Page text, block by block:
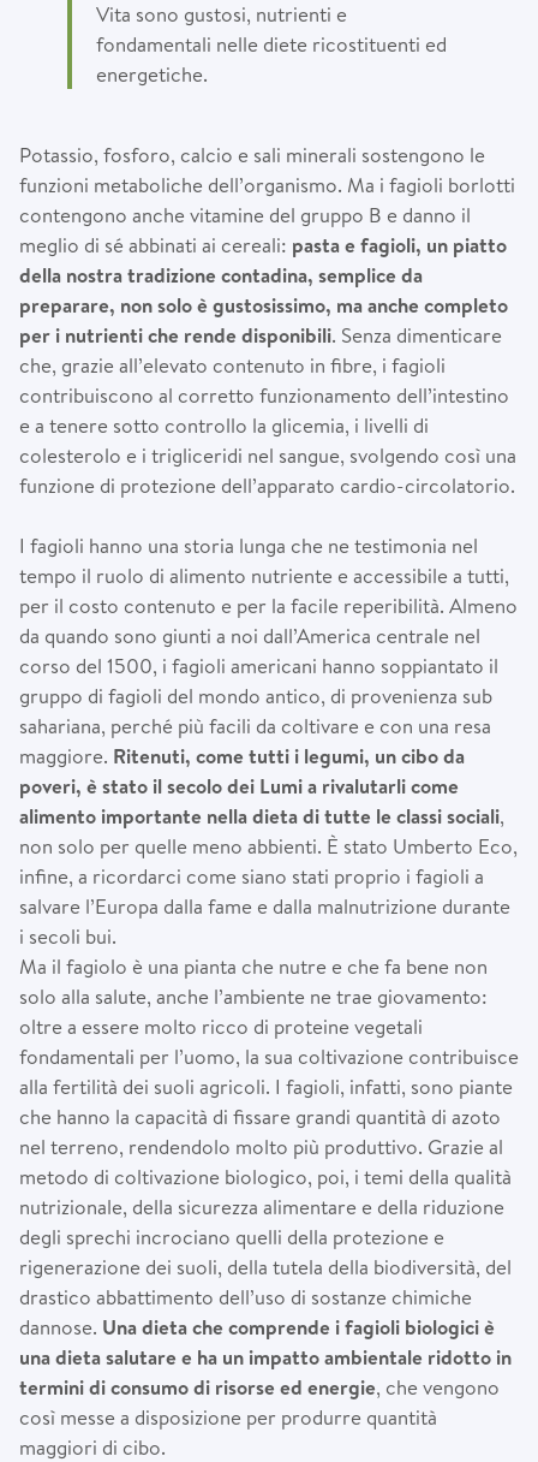
Vita sono gustosi, nutrienti e
fondamentali nelle diete ricostituenti ed
energetiche.
Potassio, fosforo, calcio e sali minerali sostengono le
funzioni metaboliche dell’organismo. Ma i fagioli borlotti
contengono anche vitamine del gruppo B e danno il
meglio di sé abbinati ai cereali: pasta e fagioli, un piatto
della nostra tradizione contadina, semplice da
preparare, non soloè gustosissimo, ma anche completo
per i nutrienti che rende disponibili. Senza dimenticare
che, grazie all’elevato contenuto in fibre, i fagioli
contribuiscono al corretto funzionamento dell’intestino
e a tenere sotto controllo la glicemia, i livelli di
colesterolo e i trigliceridi nel sangue, svolgendo così una
funzione di protezione dell’apparato cardio-circolatorio.
I fagioli hanno una storia lunga che ne testimonia nel
tempo il ruolo di alimento nutriente e accessibile a tutti,
per il costo contenuto e per la facile reperibilità. Almeno
da quando sono giunti a noi dall’America centrale nel
corso del 1500, i fagioli americani hanno soppiantato il
gruppo di fagioli del mondo antico, di provenienza sub
sahariana, perché più facili da coltivare e con una resa
maggiore. Ritenuti, come tutti i legumi, un cibo da
poveri, è stato il secolo dei Lumi a rivalutarli come
alimento importante nella dieta di tutte le classi sociali,
non solo per quelle meno abbienti. È stato Umberto Eco,
infine, a ricordarci come siano stati proprio i fagioli a
salvare l’Europa dalla fame e dalla malnutrizione durante
i secoli bui.
Ma il fagiolo è una pianta che nutre e che fa bene non
solo alla salute, anche l’ambiente ne trae giovamento:
oltre a essere molto ricco di proteine vegetali
fondamentali per l’uomo, la sua coltivazione contribuisce
alla fertilità dei suoli agricoli. I fagioli, infatti, sono piante
che hanno la capacità di fissare grandi quantità di azoto
nel terreno, rendendolo molto più produttivo. Grazie al
metodo di coltivazione biologico, poi, i temi della qualità
nutrizionale, della sicurezza alimentare e della riduzione
degli sprechi incrociano quelli della protezione e
rigenerazione dei suoli, della tutela della biodiversità, del
drastico abbattimento dell’uso di sostanze chimiche
dannose. Una dieta che comprende i fagioli biologiciè
una dieta salutare e ha un impatto ambientale ridotto in
termini di consumo di risorse ed energie, che vengono
così messe a disposizione per produrre quantità
maggiori di cibo.